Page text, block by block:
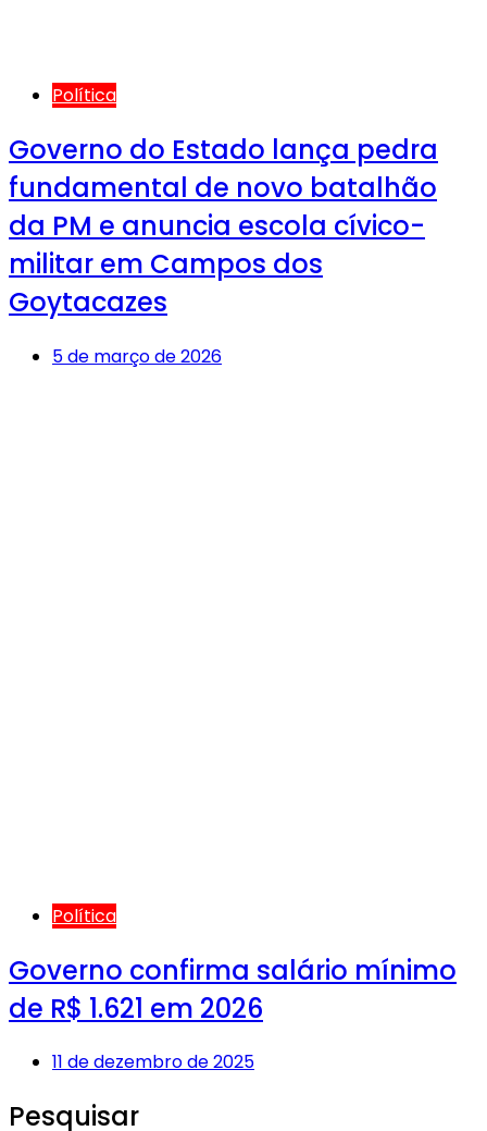
Política
Governo do Estado lança pedra
fundamental de novo batalhão
da PM e anuncia escola cívico-
militar em Campos dos
Goytacazes
5 de março de 2026
Política
Governo confirma salário mínimo
de R$ 1.621 em 2026
11 de dezembro de 2025
Pesquisar